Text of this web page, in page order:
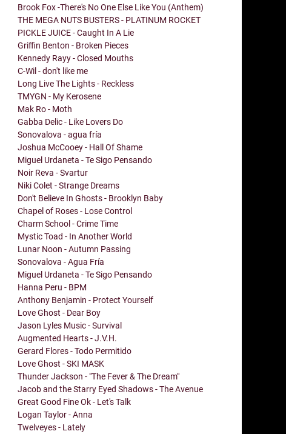
Brook Fox -There's No One Else Like You (Anthem)
THE MEGA NUTS BUSTERS - PLATINUM ROCKET
PICKLE JUICE - Caught In A Lie
Griffin Benton - Broken Pieces
Kennedy Rayy - Closed Mouths
C-Wil - don't like me
Long Live The Lights - Reckless
TMYGN - My Kerosene
Mak Ro - Moth
Gabba Delic - Like Lovers Do
Sonovalova - agua fría
Joshua McCooey - Hall Of Shame
Miguel Urdaneta - Te Sigo Pensando
Noir Reva - Svartur
Niki Colet - Strange Dreams
Don't Believe In Ghosts - Brooklyn Baby
Chapel of Roses - Lose Control
Charm School - Crime Time
Mystic Toad - In Another World
Lunar Noon - Autumn Passing
Sonovalova - Agua Fría
Miguel Urdaneta - Te Sigo Pensando
Hanna Peru - BPM
Anthony Benjamin - Protect Yourself
Love Ghost - Dear Boy
Jason Lyles Music - Survival
Augmented Hearts - J.V.H.
Gerard Flores - Todo Permitido
Love Ghost - SKI MASK
Thunder Jackson - "The Fever & The Dream"
Jacob and the Starry Eyed Shadows - The Avenue
Great Good Fine Ok - Let's Talk
Logan Taylor - Anna
Twelveyes - Lately